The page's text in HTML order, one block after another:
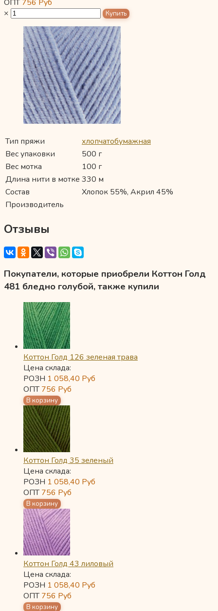
ОПТ756 Руб
×
Тип пряжи
хлопчатобумажная
Вес упаковки
500 г
Вес мотка
100 г
Длина нити в мотке 330 м
Состав
Хлопок 55%, Акрил 45%
Производитель
Отзывы
Покупатели, которые приобрели Коттон Голд
481 бледно голубой, также купили
Коттон Голд 126 зеленая трава
Цена склада:
РОЗН 1 058,40 Руб
ОПТ756 Руб
Коттон Голд 35 зеленый
Цена склада:
РОЗН 1 058,40 Руб
ОПТ756 Руб
Коттон Голд 43 лиловый
Цена склада:
РОЗН 1 058,40 Руб
ОПТ756 Руб